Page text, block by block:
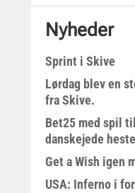
Nyheder
Sprint i Skive
Lørdag blev en
fra Skive.
Bet25 med spil
danskejede
Get a Wish igen
USA: Inferno i